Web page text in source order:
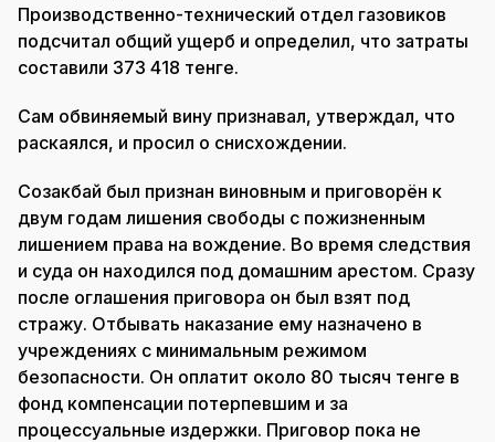
Производственно-технический отдел газовиков
подсчитал общий ущерб и определил, что затраты
составили 373 418 тенге.
Сам обвиняемый вину признавал, утверждал, что
раскаялся, и просил о снисхождении.
Созакбай был признан виновным и приговорён к
двум годам лишения свободы с пожизненным
лишением права на вождение. Во время следствия
и суда он находился под домашним арестом. Сразу
после оглашения приговора он был взят под
стражу. Отбывать наказание ему назначено в
учреждениях с минимальным режимом
безопасности. Он оплатит около 80 тысяч тенге в
фонд компенсации потерпевшим и за
процессуальные издержки. Приговор пока не